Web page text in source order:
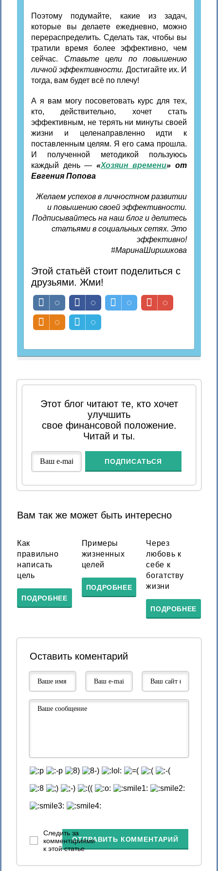
Поэтому подумайте, какие из задач,
которые вы делаете ежедневно, можно
перераспределить. Сделать так, чтобы вы
тратили время более эффективно, чем
сейчас. Ставьте цели по повышению
личной эффективности. Достигайте их. И
тогда, вам будет всё по плечу!
А я вам могу посоветовать курс для тех,
кто, действительно, хочет стать
эффективным, не терять ни минуты своей
жизни и целенаправленно идти к
поставленным целям. Я его сама прошла.
И полученной методикой пользуюсь
каждый день — «Хозяин времени» от
Евгения Попова
Желаем успехов в личностном развитии
и повышению своей эффективности.
Подписывайтесь на наш блог и делитесь
статьями в социальных сетях. Это
эффективно!
#МаринаШиршикова
Этой статьёй стоит поделиться с
друзьями. Жми!
Этот блог читают те, кто хочет
улучшить
свое финансовой положение.
Читай и ты.
Вам так же может быть интересно
Как
правильно
написать
цель
ПОДРОБНЕЕ
Примеры
жизненных
целей
ПОДРОБНЕЕ
Через
любовь к
себе к
богатству
жизни
ПОДРОБНЕЕ
Оставить коментарий
Следить за
комментариями
к этой статье
ОТПРАВИТЬ КОММЕНТАРИЙ